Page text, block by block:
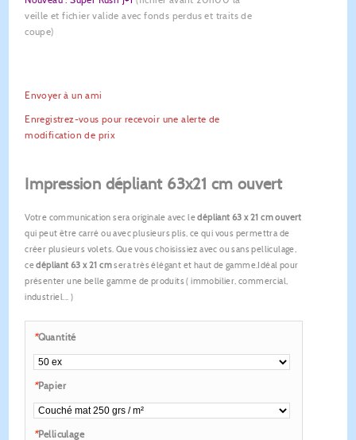
veille et fichier valide avec fonds perdus et traits de
coupe)
Envoyer à un ami
Enregistrez-vous pour recevoir une alerte de
modification de prix
Impression dépliant 63x21 cm ouvert
Votre communication sera originale avec ledépliant 63 x 21 cm ouvert
qui peut être carré ou avec plusieurs plis, ce qui vous permettra de
créer plusieurs volets. Que vous choisissiez avec ou sans pelliculage,
cedépliant 63 x 21 cmsera très élégant et haut de gamme.Idéal pour
présenter une belle gamme de produits ( immobilier, commercial,
industriel... )
*Quantité
*Papier
*Pelliculage